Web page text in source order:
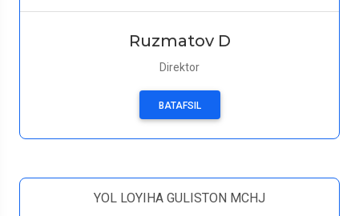
Ruzmatov D
Direktor
BATAFSIL
YOL LOYIHA GULISTON MCHJ